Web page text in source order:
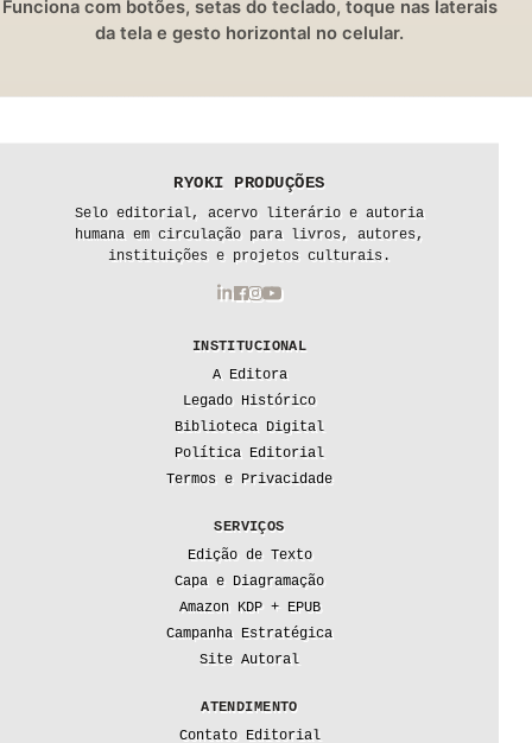
Funciona com botões, setas do teclado, toque nas laterais
da tela e gesto horizontal no celular.
RYOKI PRODUÇÕES
Selo editorial, acervo literário e autoria
humana em circulação para livros, autores,
instituições e projetos culturais.
INSTITUCIONAL
A Editora
Legado Histórico
Biblioteca Digital
Política Editorial
Termos e Privacidade
SERVIÇOS
Edição de Texto
Capa e Diagramação
Amazon KDP + EPUB
Campanha Estratégica
Site Autoral
ATENDIMENTO
Contato Editorial